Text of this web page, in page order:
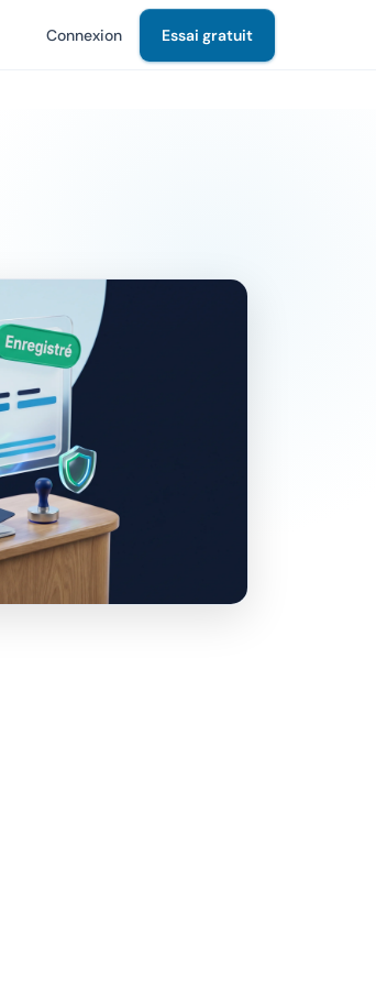
Connexion Essai gratuit